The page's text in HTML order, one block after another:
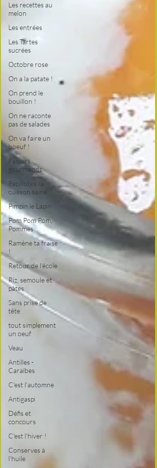
Les recettes au
melon
Les entrées
Les Tartes
sucrées
Octobre rose
On a la patate !
On prend le
bouillon !
On ne raconte
pas de salades
On va faire un
boeuf !
Paniers
gourmands
Papillotes, la
cuisson saine
Pimpin le Lapin
Pom Pom Pom,
Pommes
Ramène ta fraise
!
Retour de l'école
Riz, semoule et
pâtes
Sans prise de
tête
tout simplement
un oeuf
Veau
Antilles -
Caraïbes
C'est l'automne
Antigaspi
Défis et
concours
C'est l'hiver !
Conserves à
l'huile